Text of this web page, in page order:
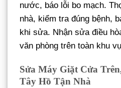
nước, báo lỗi bo mạch.
nhà, kiểm tra đúng bệnh,
khi sửa. Nhận sửa điều
văn phòng trên toàn khu
Sửa Máy Giặt Cửa
Tây Hồ Tận Nhà